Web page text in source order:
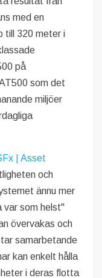
med en
till 320 meter i
på
som det
miljöer
| Asset
och
ännu mer
var som helst"
övervakas och
samarbetande
kan enkelt hålla
i deras flotta